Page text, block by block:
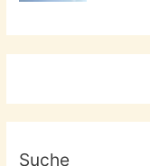
Suche